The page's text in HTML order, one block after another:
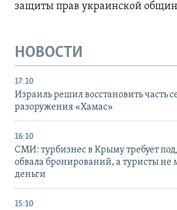
защиты прав украинской
НОВОСТИ
17:10
Израиль решил восстановить часть
разоружения «Хамас»
16:10
СМИ: турбизнес в Крыму требует
обвала бронирований, а туристы не
деньги
15:10